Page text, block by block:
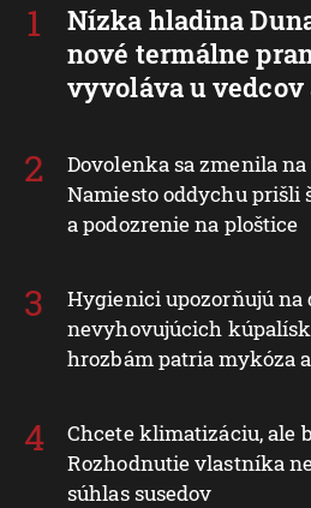
Nízka hladina
nové termálne
vyvoláva u vedcov
Dovolenka sa zmenila
Namiesto oddychu prišli
a podozrenie na ploštice
Hygienici upozorňujú na
nevyhovujúcich
hrozbám patria mykóza
Chcete klimatizáciu, ale
Rozhodnutie vlastníka
súhlas susedov